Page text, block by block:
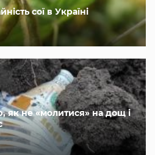
сої в Україні
як не «молитися» на дощ і